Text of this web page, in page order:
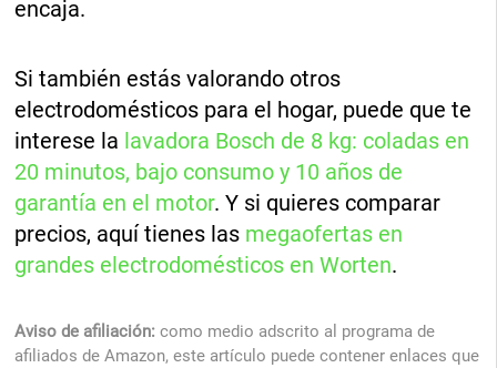
encaja.
Si también estás valorando otros
electrodomésticos para el hogar, puede que te
interese la lavadora Bosch de 8 kg: coladas en
20 minutos, bajo consumo y 10 años de
garantía en el motor. Y si quieres comparar
precios, aquí tienes las megaofertas en
grandes electrodomésticos en Worten.
Aviso de afiliación: como medio adscrito al programa de
afiliados de Amazon, este artículo puede contener enlaces que